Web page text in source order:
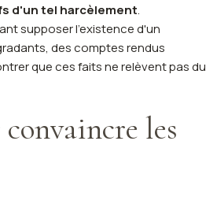
d'un tel harcèlement.
supposer l'existence d'un
des comptes rendus
que ces faits ne relèvent pas du
les